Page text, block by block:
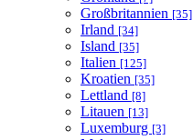
Großbritannien [35]
Irland [34]
Island [35]
Italien [125]
Kroatien [35]
Lettland [8]
Litauen [13]
Luxemburg [3]